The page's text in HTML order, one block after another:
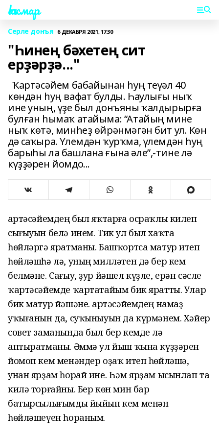
Һаҡмар
Серле донъя 6 ДЕКАБРЯ 2021, 17:30
"Һинең бәхетең сит
ерҙәрҙә..."
Ҡартәсәйем бабайынан һуң теүәл 40
көндән һуң вафат булды. Һаулығы ныҡ
ине уның, үҙе был донъяны ҡалдырырға
булған һымаҡ атайыма: “Атайың мине
ныҡ көтә, минһеҙ өйрәнмәгән бит ул. Көн
дә саҡыра. Үлемдән ҡурҡма, үлемдән һуң
барыһы ла башлана ғына әле”,-тине лә
күҙҙәрен йомдо...
Ҡартәсәйемдең был яҡтарға осраҡлы килеп
сығыуын белә инем. Тик ул был хаҡта
һөйләргә яратманы. Башҡортса матур итеп
һөйләшһә лә, уның милләтен дә бер кем
белмәне. Сағыу, ҙур йәшел күҙле, ерән сәсле
ҡартәсәйемде ҡартатайым бик яратты. Улар
бик матур йәшәне. Ҡартәсәйемдең намаҙ
уҡығанын да, суҡыныуын да күрмәнем. Хәйер
совет заманында был бер кемде лә
аптыратманы. Әммә ул йыш ҡына күҙҙәрен
йомоп кем менәндер оҙаҡ итеп һөйләшә,
унан ярҙам һорай ине. Һәм ярҙам ысынлап та
килә торғайны. Бер көн мин бар
батырсылығымды йыйып кем менән
һөйләшеүен һораным.